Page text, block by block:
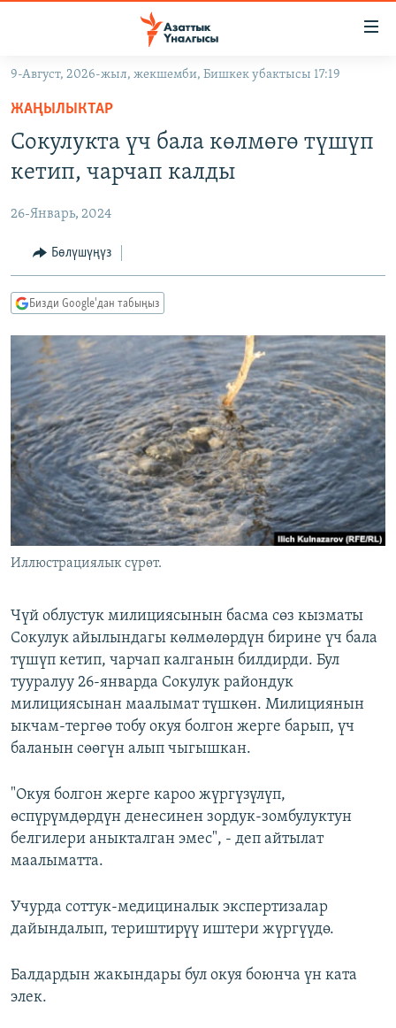
Навигацияга
өтүңүз
Издөөгө
салыңызКЫРГЫЗСТАН
ЭКОНОМИКА
МАДАНИЯТ
ДҮЙНӨ
БОРБОР АЗИЯ
АТАЙЫН ИЛИКТӨӨ
ТВ ПРОГРАММАЛАР
ЭКСПЕРТТЕР ТАЛДАЙТ
БИЗ ЖАНА ДҮЙНӨ
ДАНИСТЕ
ЭЖЕ-СИҢДИЛЕР
АЗАТТЫК+
ЫҢГАЙСЫЗ СУРООЛОР
ӨЗГӨЧӨ ПИКИР
Русский
ОНЛАЙН ШЕРИНЕ
ЭЕ/АРнун бардык сайттары
9-Август, 2026-жыл, жекшемби, Бишкек убактысы 17:19
ЖАҢЫЛЫКТАР
Сокулукта үч бала көлмөгө түшүп
кетип, чарчап калды
26-Январь, 2024
Бөлүшүңүз
Бизди Google'дан табыңыз
Иллюстрациялык сүрөт.
Чүй облустук милициясынын басма сөз кызматы
Сокулук айылындагы көлмөлөрдүн бирине үч бала
түшүп кетип, чарчап калганын билдирди. Бул
тууралуу 26-январда Сокулук райондук
милициясынан маалымат түшкөн. Милициянын
ыкчам-тергөө тобу окуя болгон жерге барып, үч
баланын сөөгүн алып чыгышкан.
"Окуя болгон жерге кароо жүргүзүлүп,
өспүрүмдөрдүн денесинен зордук-зомбулуктун
белгилери аныкталган эмес", - деп айтылат
маалыматта.
Учурда соттук-медициналык экспертизалар
дайындалып, териштирүү иштери жүргүүдө.
Балдардын жакындары бул окуя боюнча үн ката
элек.